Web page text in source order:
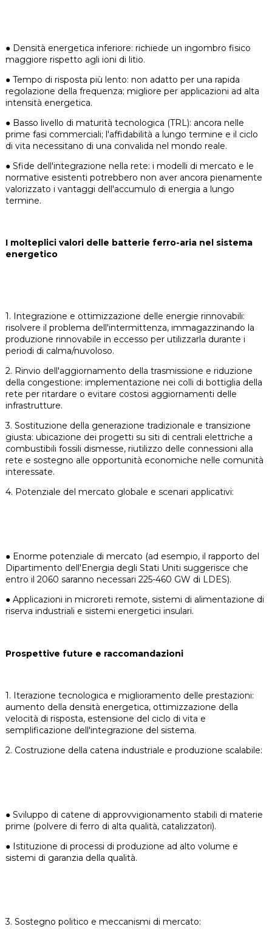
● Densità energetica inferiore: richiede un ingombro fisico
maggiore rispetto agli ioni di litio.
● Tempo di risposta più lento: non adatto per una rapida
regolazione della frequenza; migliore per applicazioni ad alta
intensità energetica.
● Basso livello di maturità tecnologica (TRL): ancora nelle
prime fasi commerciali; l'affidabilità a lungo termine e il ciclo
di vita necessitano di una convalida nel mondo reale.
● Sfide dell'integrazione nella rete: i modelli di mercato e le
normative esistenti potrebbero non aver ancora pienamente
valorizzato i vantaggi dell'accumulo di energia a lungo
termine.
I molteplici valori delle batterie ferro-aria nel sistema
energetico
1. Integrazione e ottimizzazione delle energie rinnovabili:
risolvere il problema dell'intermittenza, immagazzinando la
produzione rinnovabile in eccesso per utilizzarla durante i
periodi di calma/nuvoloso.
2. Rinvio dell'aggiornamento della trasmissione e riduzione
della congestione: implementazione nei colli di bottiglia della
rete per ritardare o evitare costosi aggiornamenti delle
infrastrutture.
3. Sostituzione della generazione tradizionale e transizione
giusta: ubicazione dei progetti su siti di centrali elettriche a
combustibili fossili dismesse, riutilizzo delle connessioni alla
rete e sostegno alle opportunità economiche nelle comunità
interessate.
4. Potenziale del mercato globale e scenari applicativi:
● Enorme potenziale di mercato (ad esempio, il rapporto del
Dipartimento dell'Energia degli Stati Uniti suggerisce che
entro il 2060 saranno necessari 225-460 GW di LDES).
● Applicazioni in microreti remote, sistemi di alimentazione di
riserva industriali e sistemi energetici insulari.
Prospettive future e raccomandazioni
1. Iterazione tecnologica e miglioramento delle prestazioni:
aumento della densità energetica, ottimizzazione della
velocità di risposta, estensione del ciclo di vita e
semplificazione dell'integrazione del sistema.
2. Costruzione della catena industriale e produzione scalabile:
● Sviluppo di catene di approvvigionamento stabili di materie
prime (polvere di ferro di alta qualità, catalizzatori).
● Istituzione di processi di produzione ad alto volume e
sistemi di garanzia della qualità.
3. Sostegno politico e meccanismi di mercato: